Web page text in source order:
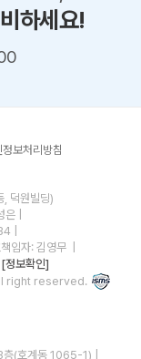
하세요!
정보처리방침
덕원빌딩)
|
책임자: 김영무
[정보확인]
right reserved.
(호계동 1065-1) |